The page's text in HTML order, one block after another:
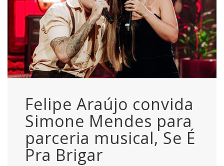
Felipe Araújo convida
Simone Mendes para
parceria musical, Se É
Pra Brigar